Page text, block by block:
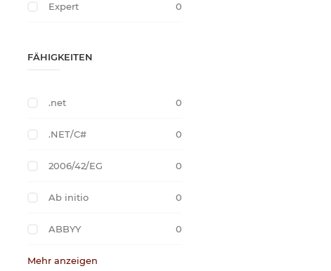
Expert 0
FÄHIGKEITEN
.net 0
.NET/C# 0
2006/42/EG 0
Ab initio 0
ABBYY 0
Mehr anzeigen